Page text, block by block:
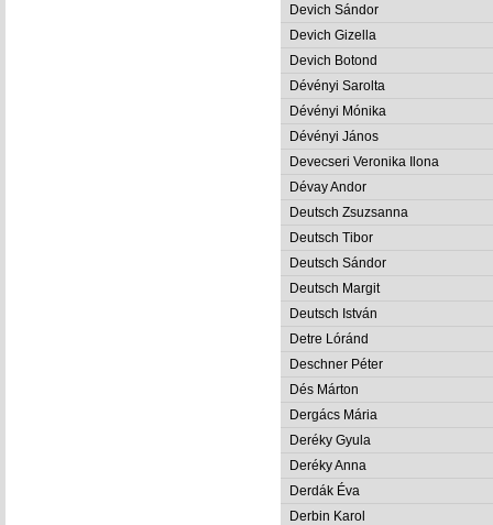
Devich Sándor
Devich Gizella
Devich Botond
Dévényi Sarolta
Dévényi Mónika
Dévényi János
Devecseri Veronika Ilona
Dévay Andor
Deutsch Zsuzsanna
Deutsch Tibor
Deutsch Sándor
Deutsch Margit
Deutsch István
Detre Lóránd
Deschner Péter
Dés Márton
Dergács Mária
Deréky Gyula
Deréky Anna
Derdák Éva
Derbin Karol